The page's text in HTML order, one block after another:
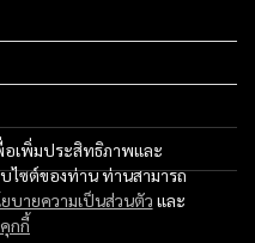
อเพิ่มประสิทธิภาพและ
ไซต์ของท่าน ท่านสามารถ
ยบายความเป็นส่วนตัว และ
กกี้